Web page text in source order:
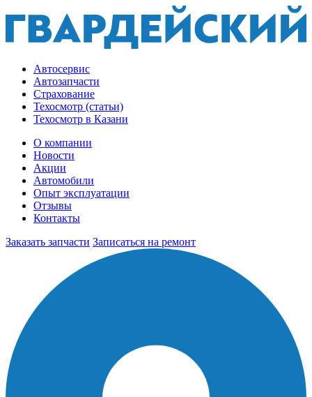
Автосервис
Автозапчасти
Страхование
Техосмотр (статьи)
Техосмотр в Казани
О компании
Новости
Акции
Автомобили
Опыт эксплуатации
Отзывы
Контакты
Заказать запчасти Записаться на ремонт